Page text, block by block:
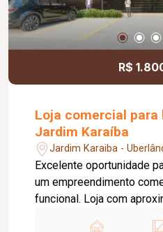
R$
Loja comercial
Jardim Karaíba
Jardim Karaiba -
Excelente oportunidade
um empreendimento
funcional. Loja com